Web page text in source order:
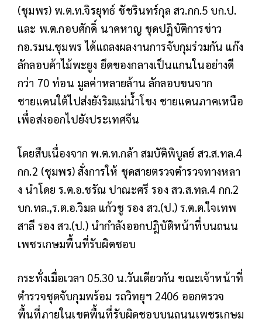
(ชุมพร) พ.ต.ท.จิรยุทธ์ ชัชรินทร์กุล สว.กก.5 บก.ป.
และ พ.ต.กอบศักดิ์ นาคหาญ ชุดปฎิบัติการข่าว
กอ.รมน.ชุมพร ได้แถลงผลงานการจับกุมร่วมกัน แก๊ง
ลักลอบค้าไม้พะยูง ยึดของกลางเป็นแกนในอย่างดี
กว่า 70 ท่อน มูลค่าหลายล้าน ลักลอบขนจาก
ชายแดนใต้ไปส่งยังริมแม่น้ำโขง ชายแดนภาคเหนือ
เพื่อส่งออกไปยังประเทศจีน
โดยสืบเนื่องจาก พ.ต.ท.กล้า สมบัติพิบูลย์ สว.ส.ทล.4
กก.2 (ชุมพร) สั่งการให้ ชุดสายตรวจตำรวจทางหลา
ง นำโดย ร.ต.อ.ชรัณ ปาณะศรี รอง สว.ส.ทล.4 กก.2
บก.ทล.,ร.ต.อ.วิมล แก้วชู รอง สว.(ป.) ร.ต.ต.ใจเทพ
สาลี รอง สว.(ป.) นำกำลังออกปฎิบัติหน้าที่บนถนน
เพชรเกษมพื้นที่รับผิดชอบ
กระทั่งเมื่อเวลา 05.30 น.วันเดียวกัน ขณะเจ้าหน้าที่
ตำรวจชุดจับกุมพร้อม รถวิทยุฯ 2406 ออกตรวจ
พื้นที่ภายในเขตพื้นที่รับผิดชอบบนถนนเพชรเกษม